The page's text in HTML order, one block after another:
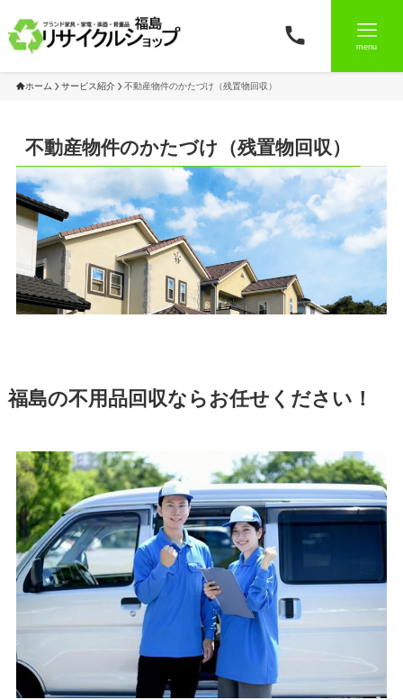
menu
ホーム サービス紹介 不動産物件のかたづけ（残置物回収）
不動産物件のかたづけ（残置物回収）
福島の不用品回収ならお任せください！